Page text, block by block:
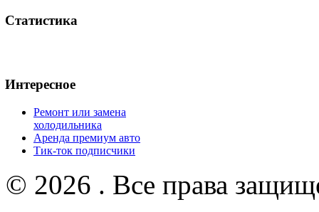
Статистика
Интересное
Ремонт или замена
холодильника
Аренда премиум авто
Тик-ток подписчики
© 2026 . Все права